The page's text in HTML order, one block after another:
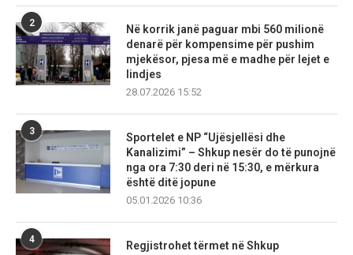
2
Në korrik janë paguar mbi 560 milionë
denarë për kompensime për pushim
mjekësor, pjesa më e madhe për lejet e
lindjes
28.07.2026 15:52
3
Sportelet e NP “Ujësjellësi dhe
Kanalizimi” – Shkup nesër do të punojnë
nga ora 7:30 deri në 15:30, e mërkura
është ditë jopune
05.01.2026 10:36
4
Regjistrohet tërmet në Shkup